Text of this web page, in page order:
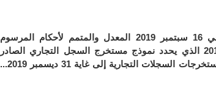
تبعا للمرسوم التنفيذي رقم 19-251 المؤرخ في 16 سبتمبر 2019 المعدل والمتمم لأحكام المرسوم
التنفيذي رقم 18-112 المؤرخ في 05 أفريل 2018 الذي يحدد نموذج مستخرج السجل التجاري الصادر
التجارية إلى غاية 31 ديسمبر 2019...